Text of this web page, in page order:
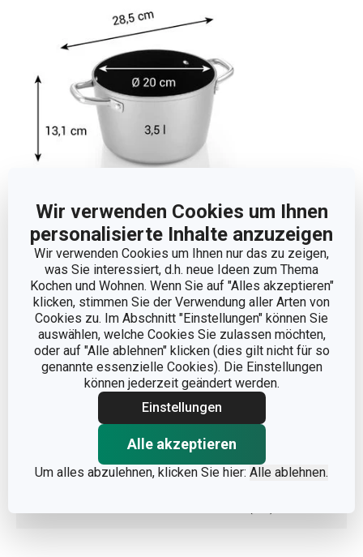
Wir verwenden Cookies um Ihnen
personalisierte Inhalte anzuzeigen
Wir verwenden Cookies um Ihnen nur das zu zeigen,
was Sie interessiert, d.h. neue Ideen zum Thema
Kochen und Wohnen. Wenn Sie auf "Alles akzeptieren"
klicken, stimmen Sie der Verwendung aller Arten von
Cookies zu. Im Abschnitt "Einstellungen" können Sie
auswählen, welche Cookies Sie zulassen möchten,
oder auf "Alle ablehnen" klicken (dies gilt nicht für so
genannte essenzielle Cookies). Die Einstellungen
können jederzeit geändert werden.
Einstellungen
Alle akzeptieren
Um alles abzulehnen, klicken Sie hier: Alle ablehnen.
Abmessungen
PRODUKTBREITE (CM) 20.5
PRODUKTHÖHE (CM) 13.1
VOLUMEN (L)
PRODUKTLÄNGE (CM)
DURCHMESSER (CM)